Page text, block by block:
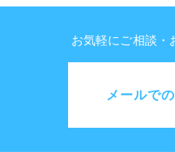
お気軽にご相談・
メールで